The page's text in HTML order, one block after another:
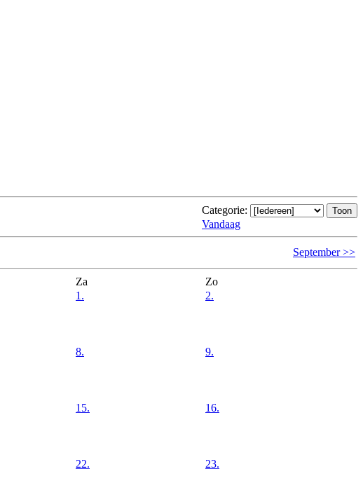
Categorie:
Vandaag
September >>
Za
Zo
1.
2.
8. 9.
15. 16.
22. 23.